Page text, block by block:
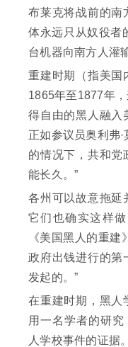
布莱克将战前的南
体永远只从奴役者
台机器向南方人灌
重建时期（指美国
1865年至1877年
得自由的黑人融入
正如参议员奥利弗
的情况下，共和党
能长久。”
各州可以故意拖延
它们也确实这样做
《美国黑人的重建
政府出钱进行的第
发起的。”
在重建时期，黑人
用一名学者的研
人学校事件的证据